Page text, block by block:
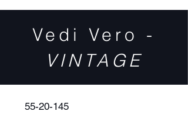
Vedi Vero -
VINTAGE
55-20-145